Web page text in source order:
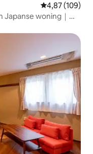
Gemiddelde
4,87 (109)
woning｜